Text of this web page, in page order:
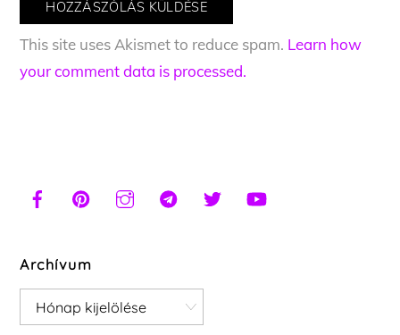
This site uses Akismet to reduce spam. Learn how
your comment data is processed.
Archívum
Archívum